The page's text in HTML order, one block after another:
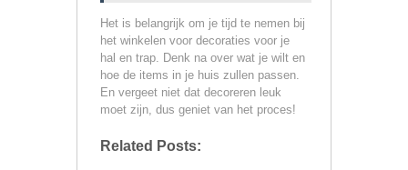
Het is belangrijk om je tijd te nemen bij
het winkelen voor decoraties voor je
hal en trap. Denk na over wat je wilt en
hoe de items in je huis zullen passen.
En vergeet niet dat decoreren leuk
moet zijn, dus geniet van het proces!
Related Posts: